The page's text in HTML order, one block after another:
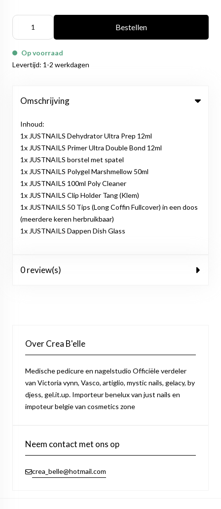
Bestellen
Op voorraad
Levertijd: 1-2 werkdagen
Omschrijving
Inhoud:
1x JUSTNAILS Dehydrator Ultra Prep 12ml
1x JUSTNAILS Primer Ultra Double Bond 12ml
1x JUSTNAILS borstel met spatel
1x JUSTNAILS Polygel Marshmellow 50ml
1x JUSTNAILS 100ml Poly Cleaner
1x JUSTNAILS Clip Holder Tang (Klem)
1x JUSTNAILS 50 Tips (Long Coffin Fullcover) in een doos
(meerdere keren herbruikbaar)
1x JUSTNAILS Dappen Dish Glass
0 review(s)
Over Crea B'elle
Medische pedicure en nagelstudio Officiële verdeler
van Victoria vynn, Vasco, artiglio, mystic nails, gelacy, by
djess, gel.it.up. Importeur benelux van just nails en
impoteur belgie van cosmetics zone
Neem contact met ons op
crea_belle@hotmail.com